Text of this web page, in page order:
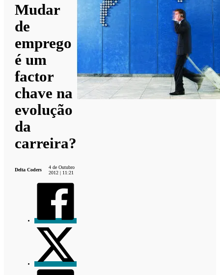
Mudar
de
emprego
é um
factor
chave na
evolução
da
carreira?
Delta Coders
4 de Outubro
2012 | 11:21